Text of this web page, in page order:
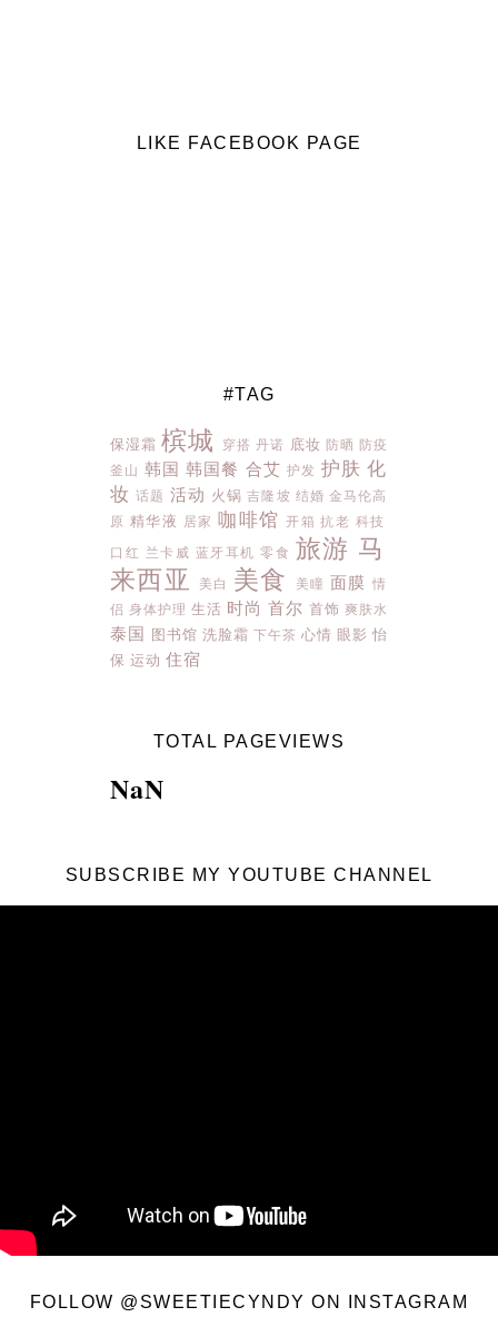
LIKE FACEBOOK PAGE
#TAG
保湿霜 槟城 穿搭 丹诺 底妆 防晒 防疫
釜山 韩国 韩国餐 合艾 护发 护肤 化
妆 话题 活动 火锅 吉隆坡 结婚 金马伦高
原 精华液 居家 咖啡馆 开箱 抗老 科技
口红 兰卡威 蓝牙耳机 零食 旅游 马
来西亚
美白 美食 美瞳 面膜 情
侣 身体护理 生活 时尚 首尔 首饰 爽肤水
泰国 图书馆 洗脸霜 下午茶 心情 眼影 怡
保 运动 住宿
TOTAL PAGEVIEWS
NaN
SUBSCRIBE MY YOUTUBE CHANNEL
FOLLOW @SWEETIECYNDY ON INSTAGRAM